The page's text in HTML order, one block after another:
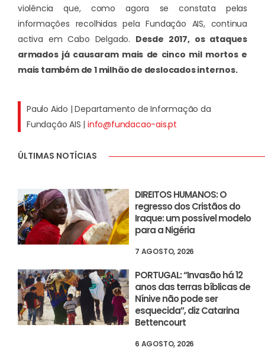
violência que, como agora se constata pelas
informações recolhidas pela Fundação AIS, continua
activa em Cabo Delgado. Desde 2017, os ataques
armados já causaram mais de cinco mil mortos e
mais também de 1 milhão de deslocados internos.
Paulo Aido | Departamento de Informação da
Fundação AIS |info@fundacao-ais.pt
ÚLTIMAS NOTÍCIAS
DIREITOS HUMANOS: O
regresso dos Cristãos do
Iraque: um possível modelo
para a Nigéria
7 AGOSTO, 2026
PORTUGAL: “Invasão há 12
anos das terras bíblicas de
Nínive não pode ser
esquecida”, diz Catarina
Bettencourt
6 AGOSTO, 2026